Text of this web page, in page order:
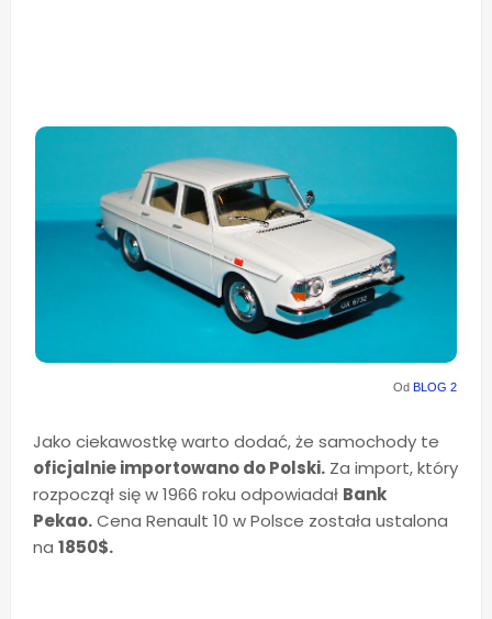
Od BLOG 2
Jako ciekawostkę warto dodać, że samochody te
oficjalnie importowano do Polski.Za import, który
rozpoczął się w 1966 roku odpowiadał Bank
Pekao.Cena Renault 10 w Polsce została ustalona
na 1850$.